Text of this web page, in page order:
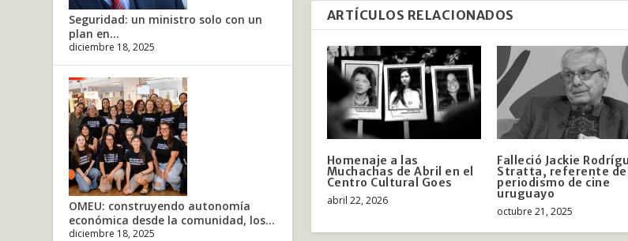
ARTÍCULOS RELACIONADOS
Homenaje a las
Muchachas de Abril en el
Centro Cultural Goes
abril 22, 2026
Falleció Jackie
Stratta, referente del
periodismo de cine
uruguayo
octubre 21, 2025
Seguridad: un ministro solo con un
plan en...
diciembre 18, 2025
OMEU: construyendo autonomía
económica desde la comunidad, los...
diciembre 18, 2025